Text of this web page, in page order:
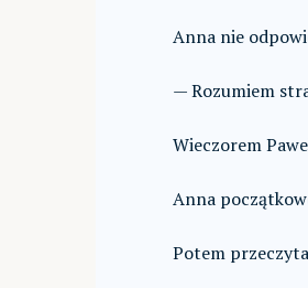
Anna nie
— Rozumiem
Wieczorem
Anna
Potem